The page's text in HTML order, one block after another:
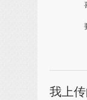
喜歡
要麽幸
那
對我
我上